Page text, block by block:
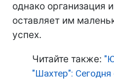
однако организация
оставляет им
успех.
Читайте также:
"Шахтер": Сегодня